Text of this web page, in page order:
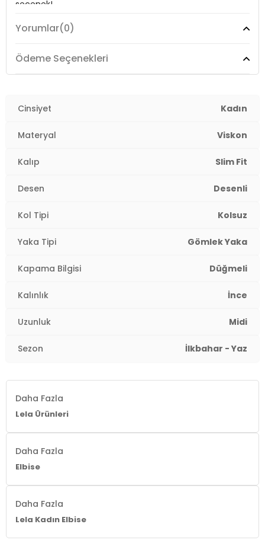
Yaş Grubu: Yetişkin
2DY6772451.13
seçenek!
Kalınlık: İnce
2DY6772451.13
Yorumlar(0)
Ödeme Seçenekleri
Cinsiyet Kadın
Materyal Viskon
Kalıp Slim Fit
Desen Desenli
Kol Tipi Kolsuz
Yaka Tipi Gömlek Yaka
Kapama Bilgisi Düğmeli
Kalınlık İnce
Uzunluk Midi
Sezon İlkbahar - Yaz
Daha Fazla
Lela Ürünleri
Daha Fazla
Elbise
Daha Fazla
Lela Kadın Elbise